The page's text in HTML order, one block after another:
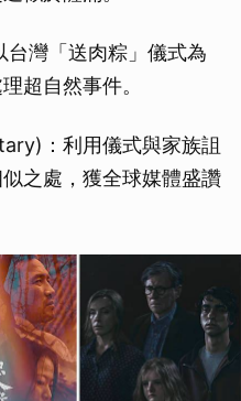
台灣「送肉粽」儀式為
超自然事件。
：利用儀式與家族詛
之處，獲全球媒體盛讚